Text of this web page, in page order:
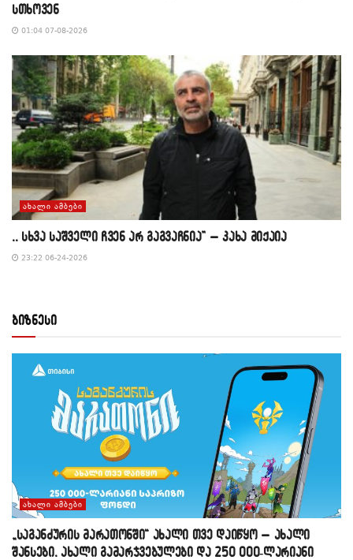
სთხოვენ
01:04 07-08-2026
ᲐᲮᲐᲚᲘ ᲐᲛᲑᲔᲑᲘ
,, სხვა საშველი ჩვენ არ გაგვაჩნია” – კახა მიქაია
23:22 06-24-2026
ბიზნესი
ᲐᲮᲐᲚᲘ ᲐᲛᲑᲔᲑᲘ
„საგანძურის მარათონში“ ახალი თვე დაიწყო – ახალი
შანსები, ახალი გამარჯვებულები და 250 000-ლარიანი